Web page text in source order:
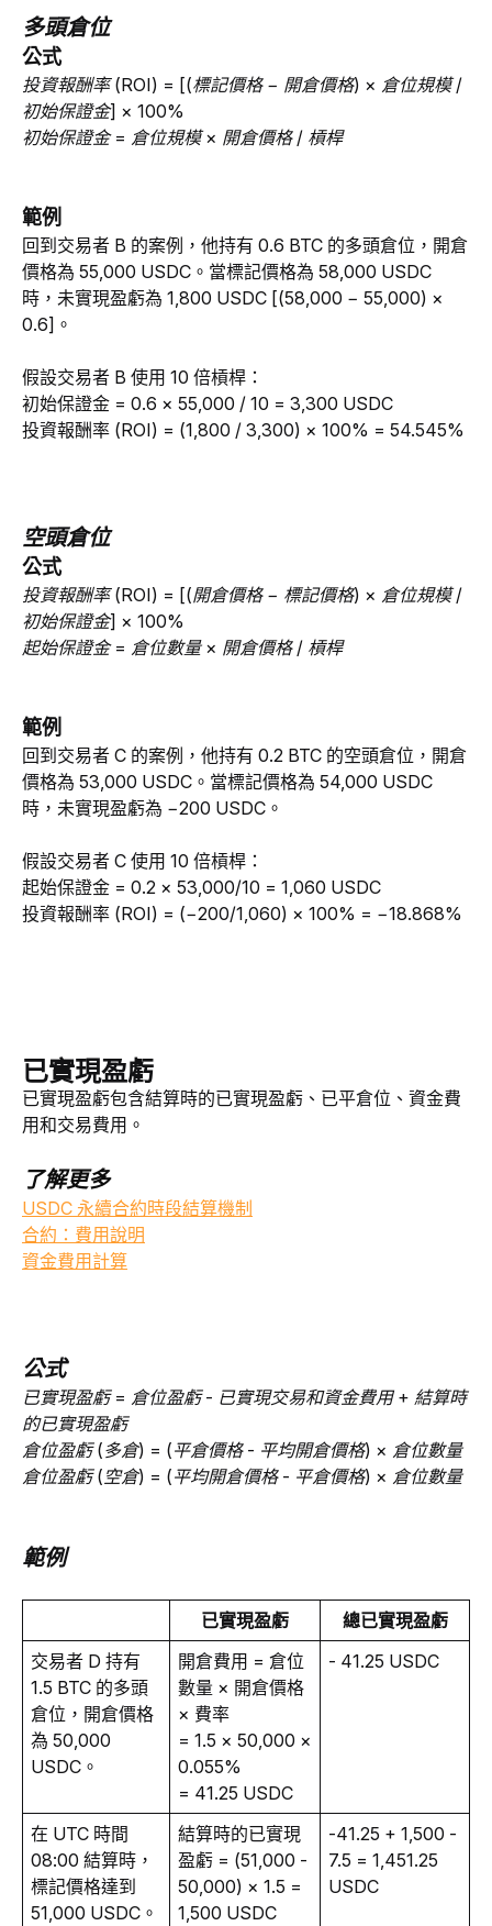
多頭倉位
公式
投資報酬率 (ROI) = [(標記價格 − 開倉價格) × 倉位規模 /
初始保證金] × 100%
初始保證金 = 倉位規模 × 開倉價格 / 槓桿
範例
回到交易者 B 的案例，他持有 0.6 BTC 的多頭倉位，開倉
價格為 55,000 USDC。當標記價格為 58,000 USDC
時，未實現盈虧為 1,800 USDC [(58,000 − 55,000) ×
0.6]。
假設交易者 B 使用 10 倍槓桿：
初始保證金 = 0.6 × 55,000 / 10 = 3,300 USDC
投資報酬率 (ROI) = (1,800 / 3,300) × 100% = 54.545%
空頭倉位
公式
投資報酬率 (ROI) = [(開倉價格 − 標記價格) × 倉位規模 /
初始保證金] × 100%
起始保證金 = 倉位數量 × 開倉價格 / 槓桿
範例
回到交易者 C 的案例，他持有 0.2 BTC 的空頭倉位，開倉
價格為 53,000 USDC。當標記價格為 54,000 USDC
時，未實現盈虧為 −200 USDC。
假設交易者 C 使用 10 倍槓桿：
起始保證金 = 0.2 × 53,000/10 = 1,060 USDC
投資報酬率 (ROI) = (−200/1,060) × 100% = −18.868%
已實現盈虧
已實現盈虧包含結算時的已實現盈虧、已平倉位、資金費
用和交易費用。
了解更多
USDC 永續合約時段結算機制
合約：費用說明
資金費用計算
公式
已實現盈虧 = 倉位盈虧 - 已實現交易和資金費用 + 結算時
的已實現盈虧
倉位盈虧 (多倉) = (平倉價格 - 平均開倉價格) × 倉位數量
倉位盈虧 (空倉) = (平均開倉價格 - 平倉價格) × 倉位數量
範例
已實現盈虧
總已實現盈虧
交易者 D 持有
1.5 BTC 的多頭
倉位，開倉價格
為 50,000
USDC。
開倉費用 = 倉位
數量 × 開倉價格
× 費率
= 1.5 × 50,000 ×
0.055%
= 41.25 USDC
- 41.25 USDC
在 UTC 時間
08:00 結算時，
標記價格達到
51,000 USDC。
結算時的已實現
盈虧 = (51,000 -
50,000) × 1.5 =
1,500 USDC
-41.25 + 1,500 -
7.5 = 1,451.25
USDC